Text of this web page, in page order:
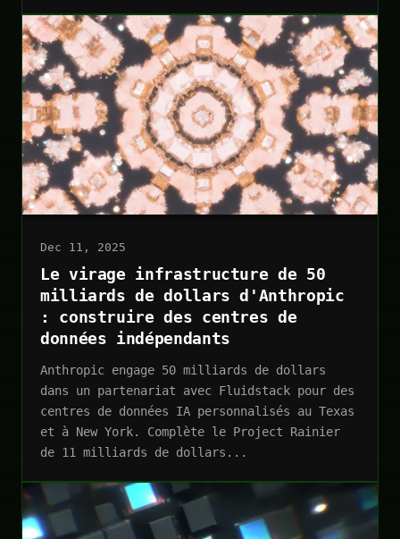
Dec 11, 2025
Le virage infrastructure de 50
milliards de dollars d'Anthropic
: construire des centres de
données indépendants
Anthropic engage 50 milliards de dollars
dans un partenariat avec Fluidstack pour des
centres de données IA personnalisés au Texas
et à New York. Complète le Project Rainier
de 11 milliards de dollars...